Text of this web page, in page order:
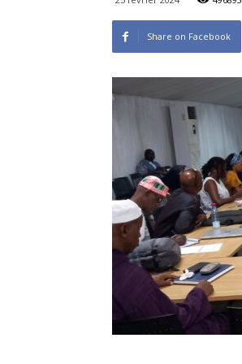
Share on Facebook